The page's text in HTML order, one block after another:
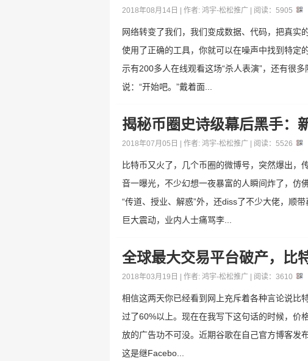
2018年08月14日 | 作者: 鸿宇-松松推广 | 阅读： 5905
网络转变了我们，我们变成数据、代码，把真实
使用了正确的工具，你就可以在噪声中找到特
示有200多人在线观看这场“杀人表演”，还有很
说：“开始吧。”戴着面...
揭秘币圈史诗级幕后黑手：
2018年07月05日 | 作者: 鸿宇-松松推广 | 阅读： 5526
比特币又火了，几个币圈的微博号，突然爆出，
音一曝光，不少幻想一夜暴富的人瞬间炸了，仿
“传道、授业、解惑”外，还diss了不少大佬，顺
巨大震动，业内人士痛骂李...
全球最大交易平台破产，比
2018年03月19日 | 作者: 鸿宇-松松推广 | 阅读： 3610
相信这两天你已经看到网上充斥着各种言论说比
过了60%以上。现在在我写下这句话的时候，价
放的广告功不可没。近期谷歌在自己官方博客发
这是继Facebo...